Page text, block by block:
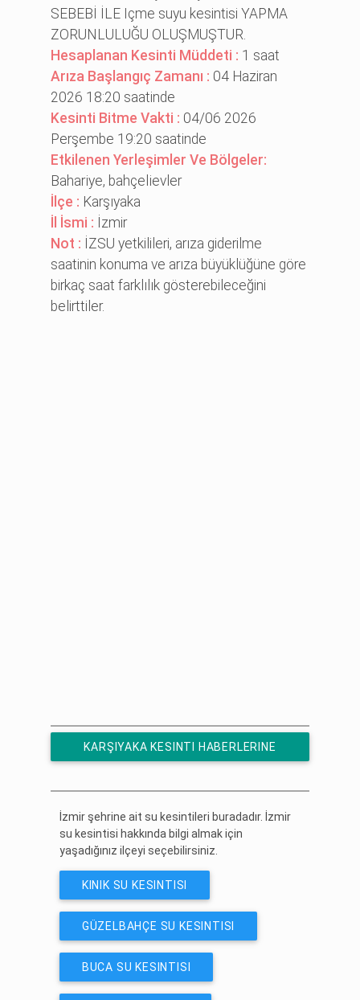
SEBEBİ İLE Içme suyu kesintisi YAPMA
ZORUNLULUĞU OLUŞMUŞTUR.
Hesaplanan Kesinti Müddeti : 1 saat
Arıza Başlangıç Zamanı : 04 Haziran
2026 18:20 saatinde
Kesinti Bitme Vakti : 04/06 2026
Perşembe 19:20 saatinde
Etkilenen Yerleşimler Ve Bölgeler:
Bahari̇ye, bahçeli̇evler
İlçe : Karşıyaka
İl İsmi : İzmir
Not : İZSU yetkilileri, arıza giderilme
saatinin konuma ve arıza büyüklüğüne göre
birkaç saat farklılık gösterebileceğini
belirttiler.
KARŞIYAKA KESINTI HABERLERINE
İzmir şehrine ait su kesintileri buradadır. İzmir
su kesintisi hakkında bilgi almak için
yaşadığınız ilçeyi seçebilirsiniz.
KINIK SU KESINTISI
GÜZELBAHÇE SU KESINTISI
BUCA SU KESINTISI